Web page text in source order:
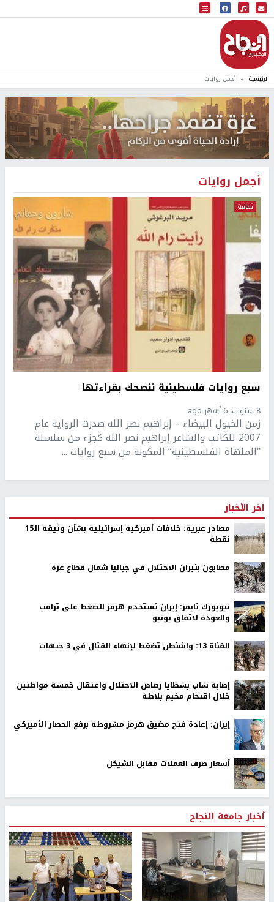
البث المباشر
إذاعة النجاح
الرئيسية أجمل روايات
أجمل روايات
ثقافة
سبع روايات فلسطينية ننصحك بقراءتها
8 سنوات، 6 أشهر ago
زمن الخيول البيضاء – إبراهيم نصر الله صدرت الرواية عام
2007 للكاتب والشاعر إبراهيم نصر الله كجزء من سلسلة
“الملهاة الفلسطينية” المكونة من سبع روايات ...
اخر الأخبار
مصادر عبرية: خلافات أميركية إسرائيلية بشأن وثيقة الـ15
نقطة
مصابون بنيران الاحتلال في جباليا شمال قطاع غزة
نيويورك تايمز: إيران تستخدم هرمز للضغط على ترامب
والعودة لاتفاق يونيو
القناة 13: واشنطن تضغط لإنهاء القتال في 3 جبهات
إصابة شاب بشظايا رصاص الاحتلال واعتقال خمسة مواطنين
خلال اقتحام مخيم بلاطة
إيران: إعادة فتح مضيق هرمز مشروطة برفع الحصار الأميركي
أسعار صرف العملات مقابل الشيكل
أخبار جامعة النجاح